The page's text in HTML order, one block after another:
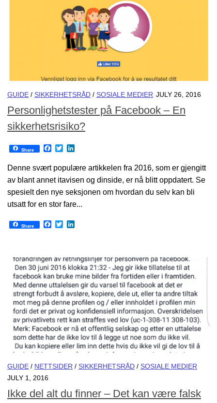
GUIDE / SIKKERHETSRÅD / SOSIALE MEDIER JULY 26, 2016
Personlighetstester på Facebook – En
sikkerhetsrisiko?
Share Facebook
Twitter
Denne svært populære artikkelen fra 2016, som er gjengitt
av blant annet itavisen og dinside, er nå blitt oppdatert. Se
spesielt den nye seksjonen om hvordan du selv kan bli
utsatt for en stor fare...
Share Facebook
Twitter
GUIDE / NETTSIDER / SIKKERHETSRÅD / SOSIALE MEDIER
JULY 1, 2016
Ikke del alt du finner – Det kan være falsk